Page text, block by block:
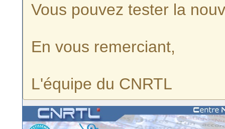
Vous pouvez tester la
En vous remerciant,
L'équipe du CNRTL